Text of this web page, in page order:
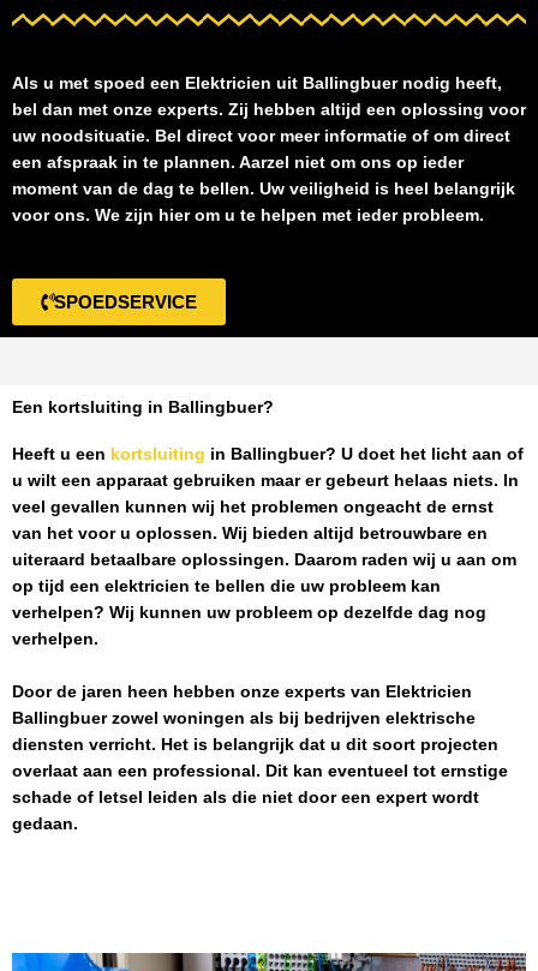
Als u met spoed een Elektricien uit Ballingbuer nodig heeft,
bel dan met onze experts. Zij hebben altijd een oplossing voor
uw noodsituatie. Bel direct voor meer informatie of om direct
een afspraak in te plannen. Aarzel niet om ons op ieder
moment van de dag te bellen. Uw veiligheid is heel belangrijk
voor ons. We zijn hier om u te helpen met ieder probleem.
SPOEDSERVICE
Een kortsluiting in Ballingbuer?
Heeft u een kortsluiting in Ballingbuer? U doet het licht aan of
u wilt een apparaat gebruiken maar er gebeurt helaas niets. In
veel gevallen kunnen wij het problemen ongeacht de ernst
van het voor u oplossen. Wij bieden altijd betrouwbare en
uiteraard betaalbare oplossingen. Daarom raden wij u aan om
op tijd een elektricien te bellen die uw probleem kan
verhelpen? Wij kunnen uw probleem op dezelfde dag nog
verhelpen.
Door de jaren heen hebben onze experts van Elektricien
Ballingbuerzowel woningen als bij bedrijven elektrische
diensten verricht. Het is belangrijk dat u dit soort projecten
overlaat aan een professional. Dit kan eventueel tot ernstige
schade of letsel leiden als die niet door een expert wordt
gedaan.